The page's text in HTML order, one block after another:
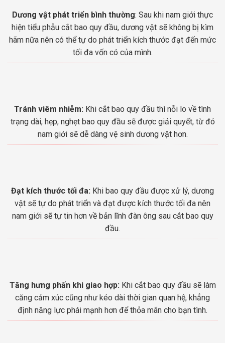
Dương vật phát triển bình thường: Sau khi nam giới thực
hiện tiểu phẫu cắt bao quy đầu, dương vật sẽ không bị kìm
hãm nữa nên có thể tự do phát triển kích thước đạt đến mức
tối đa vốn có của mình.
Tránh viêm nhiễm: Khi cắt bao quy đầu thì nỗi lo về tình
trạng dài, hẹp, nghẹt bao quy đầu sẽ được giải quyết, từ đó
nam giới sẽ dễ dàng vệ sinh dương vật hơn.
Đạt kích thước tối đa: Khi bao quy đầu được xử lý, dương
vật sẽ tự do phát triển và đạt được kích thước tối đa nên
nam giới sẽ tự tin hơn về bản lĩnh đàn ông sau cắt bao quy
đầu.
Tăng hưng phấn khi giao hợp: Khi cắt bao quy đầu sẽ làm
căng cảm xúc cũng như kéo dài thời gian quan hệ, khẳng
định năng lực phái mạnh hơn để thỏa mãn cho bạn tình.